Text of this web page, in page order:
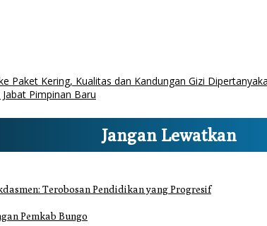
Paket Kering, Kualitas dan Kandungan Gizi
Pimpinan Baru
Jangan Lewatkan
Terobosan Pendidikan yang Progresif
Pemkab Bungo